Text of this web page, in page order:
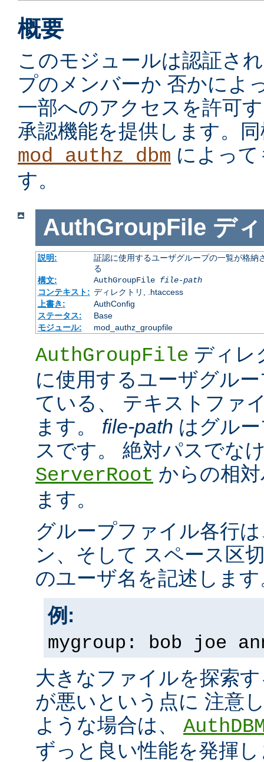
概要
このモジュールは認証さ
プのメンバーか 否かによ
一部へのアクセスを許可
承認機能を提供します。
mod_authz_dbm によっ
す。
AuthGroupFile デ
説明:
証認に使用するユーザグループの一覧が格
る
構文:
AuthGroupFile file-path
コンテキスト: ディレクトリ, .htaccess
上書き:
AuthConfig
ステータス:
Base
モジュール:
mod_authz_groupfile
AuthGroupFile ディレ
に使用するユーザグル
ている、 テキストファ
ます。 file-path はグル
スです。 絶対パスでな
ServerRoot からの相
ます。
グループファイル各行
ン、そして スペース区
のユーザ名を記述します
例:
mygroup: bob joe
大きなファイルを探索
が悪いという点に 注意
ような場合は、
ずっと良い性能を発揮